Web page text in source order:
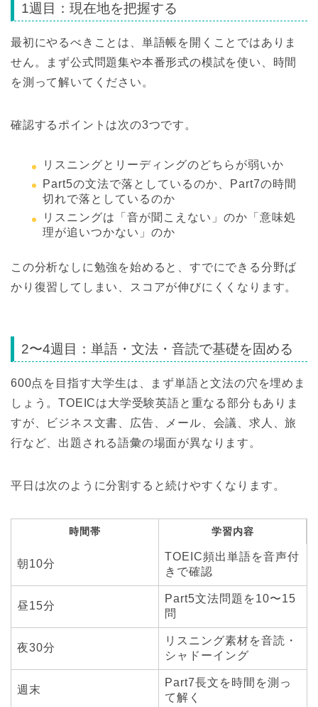
1週目：現在地を把握する
最初にやるべきことは、単語帳を開くことではありま
せん。まず公式問題集や本番形式の模試を使い、時間
を測って解いてください。
確認するポイントは次の3つです。
リスニングとリーディングのどちらが弱いか
Part5の文法で落としているのか、Part7の時間
切れで落としているのか
リスニングは「音が聞こえない」のか「意味処
理が追いつかない」のか
この分析なしに勉強を始めると、すでにできる分野ば
かり復習してしまい、スコアが伸びにくくなります。
2〜4週目：単語・文法・音読で基礎を固める
600点を目指す大学生は、まず単語と文法の穴を埋めま
しょう。TOEICは大学受験英語と重なる部分もありま
すが、ビジネス文書、広告、メール、会議、求人、旅
行など、出題される語彙の場面が異なります。
平日は次のように分割すると続けやすくなります。
時間帯 学習内容
朝10分
TOEIC頻出単語を音声付
きで確認
昼15分
Part5文法問題を10〜15
問
夜30分
リスニング素材を音読・
シャドーイング
週末
Part7長文を時間を測っ
て解く